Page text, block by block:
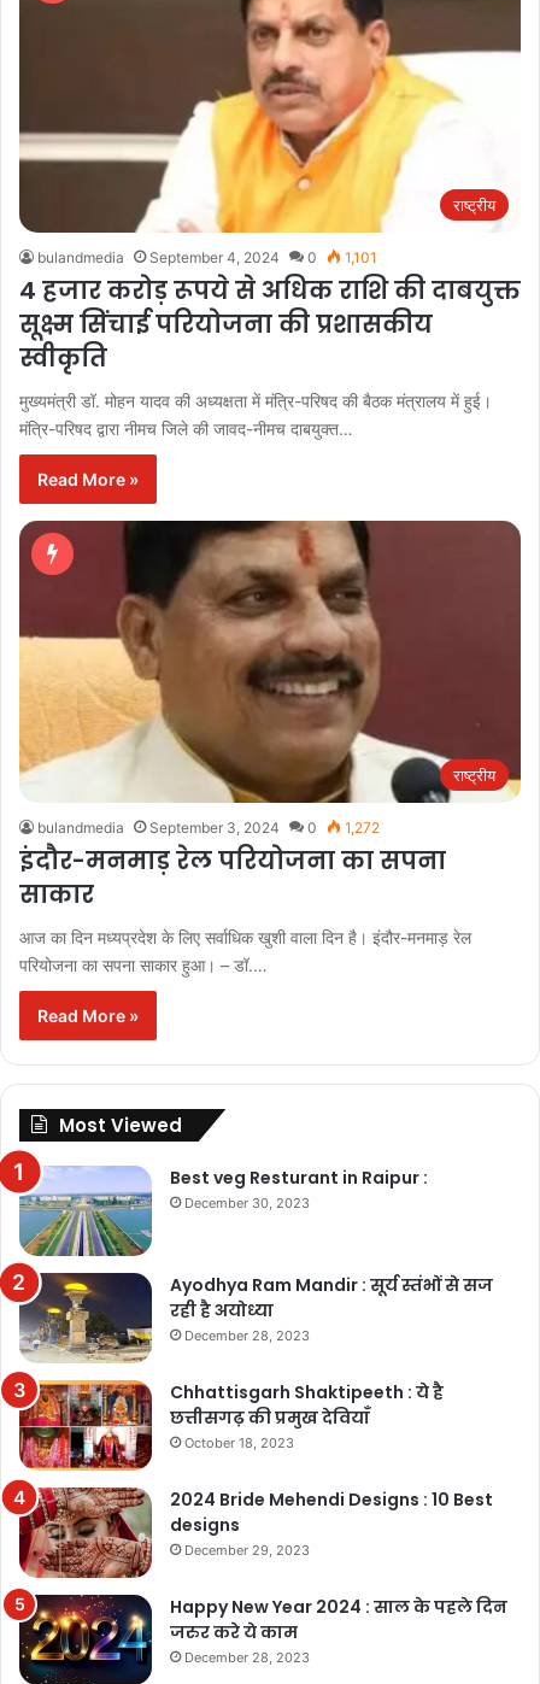
राष्ट्रीय
bulandmedia September 4, 2024 0 1,101
4 हजार करोड़ रूपये से अधिक राशि की दाबयुक्त
सूक्ष्म सिंचाई परियोजना की प्रशासकीय
स्वीकृति
मुख्यमंत्री डॉ. मोहन यादव की अध्यक्षता में मंत्रि-परिषद की बैठक मंत्रालय में हुई।
मंत्रि-परिषद द्वारा नीमच जिले की जावद-नीमच दाबयुक्त…
Read More »
राष्ट्रीय
bulandmedia September 3, 2024 0 1,272
इंदौर-मनमाड़ रेल परियोजना का सपना
साकार
आज का दिन मध्यप्रदेश के लिए सर्वाधिक खुशी वाला दिन है। इंदौर-मनमाड़ रेल
परियोजना का सपना साकार हुआ। – डॉ.…
Read More »
Most Viewed
Best veg Resturant in Raipur :
December 30, 2023
Ayodhya Ram Mandir : सूर्य स्तंभों से सज
रही है अयोध्या
December 28, 2023
Chhattisgarh Shaktipeeth : ये है
छत्तीसगढ़ की प्रमुख देवियाँ
October 18, 2023
2024 Bride Mehendi Designs : 10 Best
designs
December 29, 2023
Happy New Year 2024 : साल के पहले दिन
जरुर करे ये काम
December 28, 2023